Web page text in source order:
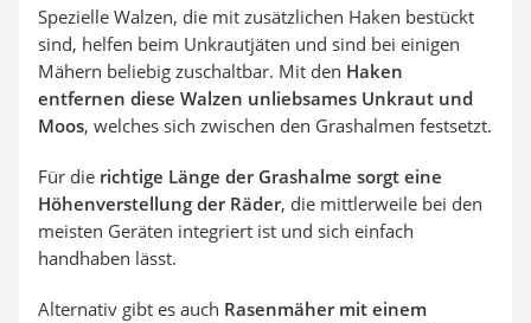
Spezielle Walzen, die mit zusätzlichen Haken bestückt
sind, helfen beim Unkrautjäten und sind bei einigen
Mähern beliebig zuschaltbar. Mit den Haken
entfernen diese Walzen unliebsames Unkraut und
Moos, welches sich zwischen den Grashalmen festsetzt.
Für die richtige Länge der Grashalme sorgt eine
Höhenverstellung der Räder, die mittlerweile bei den
meisten Geräten integriert ist und sich einfach
handhaben lässt.
Alternativ gibt es auch Rasenmäher mit einem